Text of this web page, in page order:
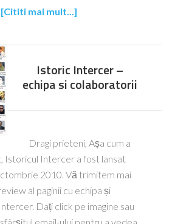
[Cititi mai mult...]
Istoric Intercer –
echipa si colaboratorii
Dragi prieteni, Așa cum a
Istoricul Intercer a fost lansat
2010. Vă trimitem mai
al paginii cu echipa și
Dați click pe imagine sau